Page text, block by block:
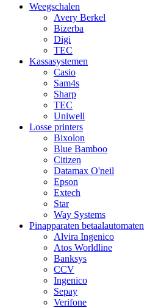
Weegschalen
Avery Berkel
Bizerba
Digi
TEC
Kassasystemen
Casio
Sam4s
Sharp
TEC
Uniwell
Losse printers
Bixolon
Blue Bamboo
Citizen
Datamax O'neil
Epson
Extech
Star
Way Systems
Pinapparaten betaalautomaten
Alvira Ingenico
Atos Worldline
Banksys
CCV
Ingenico
Sepay
Verifone